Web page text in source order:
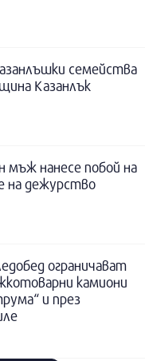
семейства
Казанлък
мъж нанесе побой на
на дежурство
ограничават
камиони
и през